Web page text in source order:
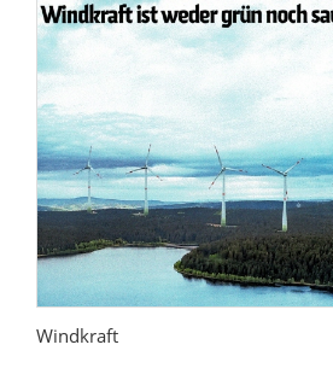
Windkraft